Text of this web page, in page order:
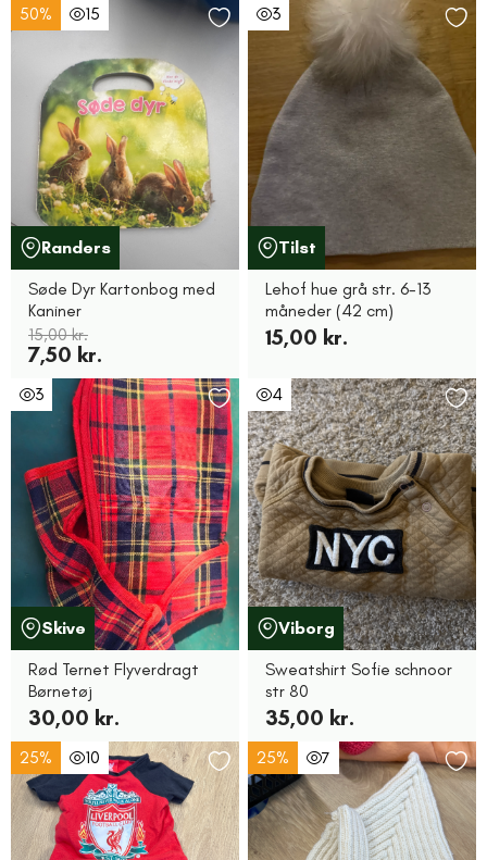
50% 15
Randers
Søde Dyr Kartonbog med
Kaniner
15,00 kr.
7,50 kr.
3
Tilst
Lehof hue grå str. 6-13
måneder (42 cm)
15,00 kr.
3
Skive
Rød Ternet Flyverdragt
Børnetøj
30,00 kr.
4
Viborg
Sweatshirt Sofie schnoor
str 80
35,00 kr.
25% 10 25% 7